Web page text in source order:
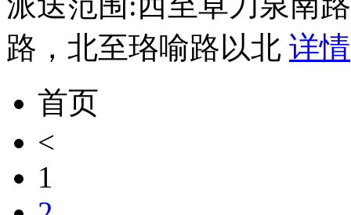
路，北至珞喻路以北 详情
首页
<
1